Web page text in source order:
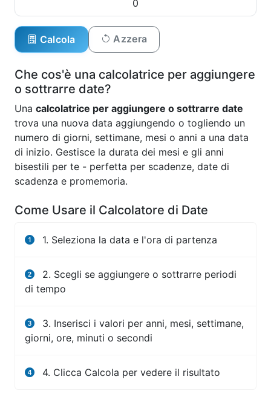
Calcola Azzera
Che cos'è una calcolatrice per aggiungere
o sottrarre date?
Una calcolatrice per aggiungere o sottrarre date
trova una nuova data aggiungendo o togliendo un
numero di giorni, settimane, mesi o anni a una data
di inizio. Gestisce la durata dei mesi e gli anni
bisestili per te - perfetta per scadenze, date di
scadenza e promemoria.
Come Usare il Calcolatore di Date
1. Seleziona la data e l'ora di partenza
2. Scegli se aggiungere o sottrarre periodi
di tempo
3. Inserisci i valori per anni, mesi, settimane,
giorni, ore, minuti o secondi
4. Clicca Calcola per vedere il risultato